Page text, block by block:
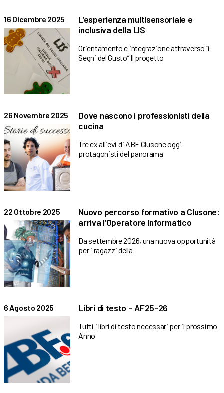
16 Dicembre 2025
L’esperienza multisensoriale e
inclusiva della LIS
Orientamento e integrazione attraverso “i
Segni del Gusto” Il progetto
26 Novembre 2025
Dove nascono i professionisti della
cucina
Tre ex allievi di ABF Clusone oggi
protagonisti del panorama
22 Ottobre 2025
Nuovo percorso formativo a Clusone:
arriva l’Operatore Informatico
Da settembre 2026, una nuova opportunità
per i ragazzi della
6 Agosto 2025 Libri di testo – AF25-26
Tutti i libri di testo necessari per il prossimo
Anno